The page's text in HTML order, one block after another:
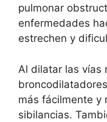
pulmonar
enfermedades
estrechen y
Al dilatar las vías
más fácilmente y
sibilancias.